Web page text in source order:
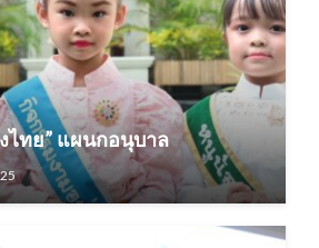
ไทย” แผนกอนุบาล